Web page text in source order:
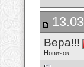
Вера!!!
Новичок